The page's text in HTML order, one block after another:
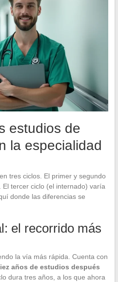
estudios de
la especialidad
tres ciclos. El primer y segundo
tercer ciclo (el internado) varía
donde las diferencias se
el recorrido más
la vía más rápida. Cuenta con
años de estudios después
dura tres años, a los que ahora